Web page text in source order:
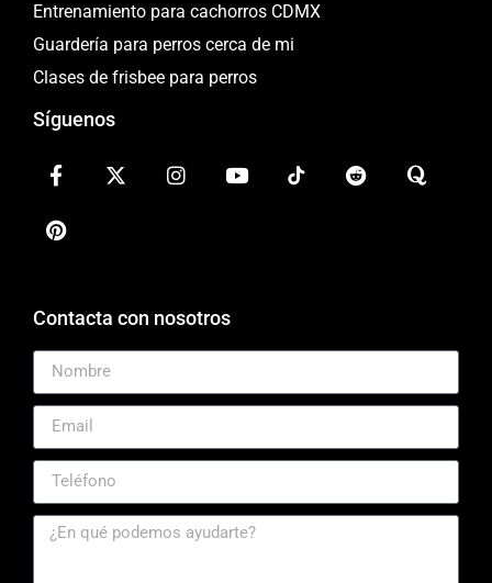
Entrenamiento para cachorros CDMX
Guardería para perros cerca de mi
Clases de frisbee para perros
Síguenos
Contacta con nosotros